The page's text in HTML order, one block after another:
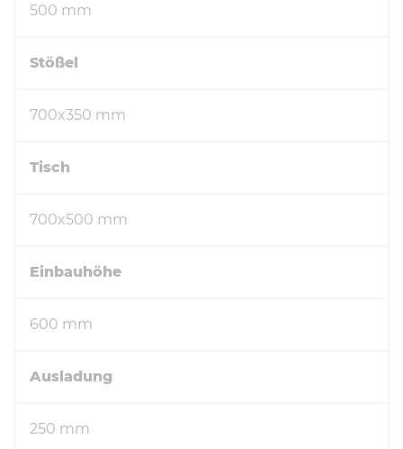
500 mm
Stößel
700x350 mm
Tisch
700x500 mm
Einbauhöhe
600 mm
Ausladung
250 mm